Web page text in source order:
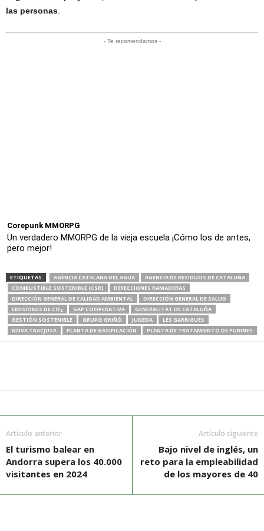
las personas
- Te recomendamos -
Corepunk MMORPG
Un verdadero MMORPG de la vieja escuela ¡Cómo los de antes,
pero mejor!
ETIQUETAS AGENCIA CATALANA DEL AGUA
AGENCIA DE RESIDUOS DE CATALUÑA
COMBUSTIBLE SOSTENIBLE (CSR)
DEYECCIONES RAMADERAS
DIRECCIÓN GENERAL DE CALIDAD AMBIENTAL
DIRECCIÓN GENERAL DE SALUD
EMISIONES DE CO₂
GAP COOPERATIVA
GENERALITAT DE CATALUÑA
GESTIÓN SOSTENIBLE
GRUPO GRIÑÓ JUNEDA
LES GARRIGUES
NOVA TRACJUSA
PLANTA DE GASIFICACIÓN PLANTA DE TRATAMIENTO DE PURINES
Artículo anterior
El turismo balear en
Andorra supera los 40.000
visitantes en 2024
Artículo siguiente
Bajo nivel de inglés, un
reto para la empleabilidad
de los mayores de 40